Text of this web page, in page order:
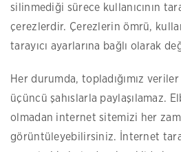
silinmediği sürece kullanıcının
çerezlerdir. Çerezlerin ömrü,
tarayıcı ayarlarına bağlı olarak
Her durumda, topladığımız
üçüncü şahıslarla paylaşılamaz.
olmadan internet sitemizi her
görüntüleyebilirsiniz. İnternet